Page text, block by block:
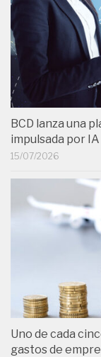
BCD lanza una
impulsada por IA
15/07/2026
Uno de cada
gastos de